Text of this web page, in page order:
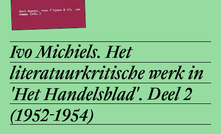
Ivo Michiels. Het
literatuurkritische werk in
'Het Handelsblad'. Deel 2
(1952-1954)